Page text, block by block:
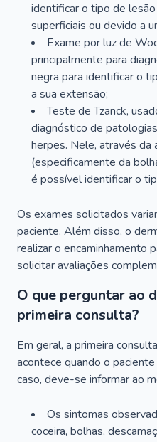
identificar o tipo de
superficiais ou devido a
Exame por luz de
principalmente para
negra para identificar o
a sua extensão;
Teste de Tzanck,
diagnóstico de
herpes. Nele, através da
(especificamente da
é possível identificar o
Os exames solicitados
paciente. Além disso, o
realizar o encaminhamento
solicitar avaliações
O que perguntar ao
primeira consulta?
Em geral, a primeira
acontece quando o
caso, deve-se informar ao
Os sintomas
coceira, bolhas,